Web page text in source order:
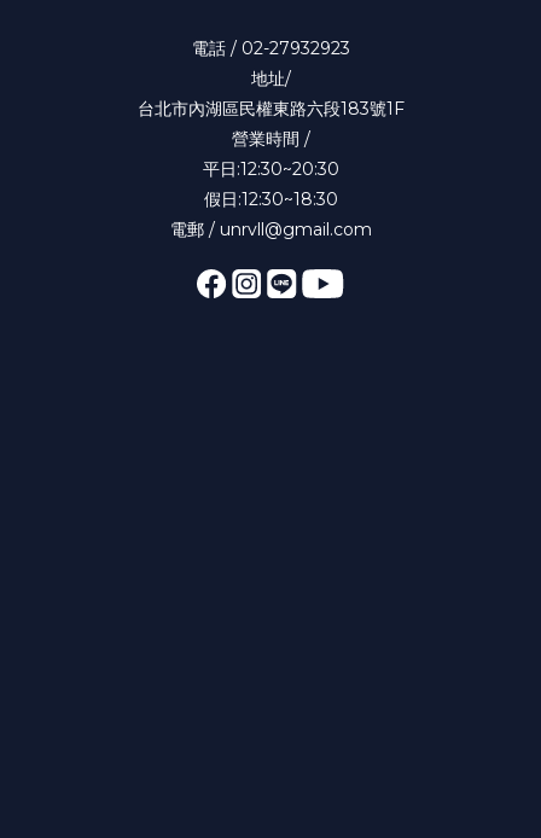
電話 / 02-27932923
地址/
台北市內湖區民權東路六段183號1F
營業時間 /
平日:12:30~20:30
假日:12:30~18:30
電郵 / unrvll@gmail.com